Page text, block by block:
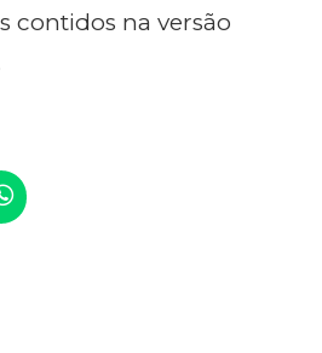
contidos na versão